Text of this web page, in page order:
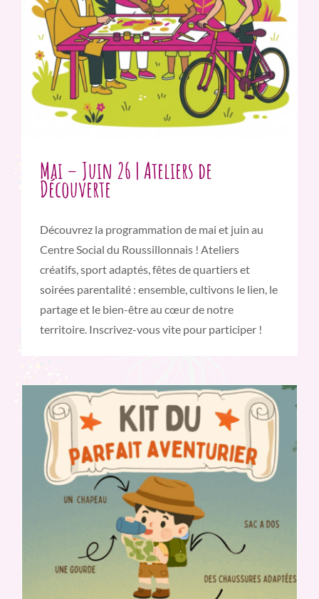
Mai – Juin 26 | Ateliers de
Découverte
Découvrez la programmation de mai et juin au
Centre Social du Roussillonnais ! Ateliers
créatifs, sport adaptés, fêtes de quartiers et
soirées parentalité : ensemble, cultivons le lien, le
partage et le bien-être au cœur de notre
territoire. Inscrivez-vous vite pour participer !